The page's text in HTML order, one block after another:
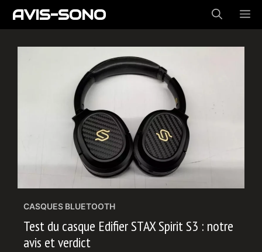
AllerAVIS-SONO
CASQUES BLUETOOTH
Test du casque Edifier STAX Spirit S3 : notre
avis et verdict